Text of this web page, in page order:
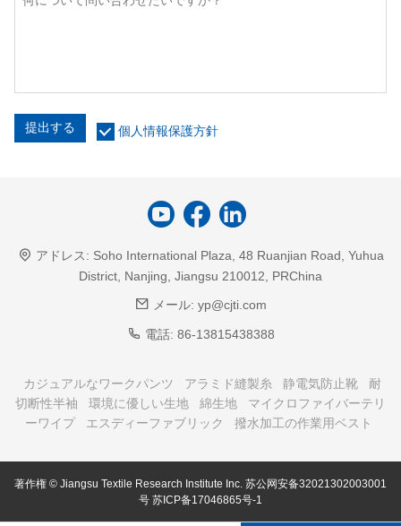
提出する 個人情報保護方針
アドレス: Soho International Plaza, 48 Ruanjian Road, Yuhua
District, Nanjing, Jiangsu 210012, PRChina
メール: yp@cjti.com
電話: 86-13815438388
カジュアルなワークパンツ アラミド縫製糸 静電気防止靴
耐
切断性半袖
環境に優しい生地 綿生地
マイクロファイバーテリ
ーワイプ
エスディーファブリック 撥水加工の作業用ベスト
著作権 © Jiangsu Textile Research Institute Inc. 苏公网安备32021302003001
号 苏ICP备17046865号-1